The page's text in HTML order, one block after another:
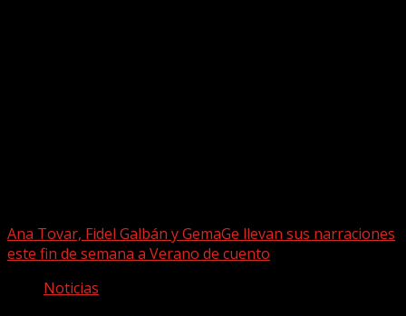
Ana Tovar, Fidel Galbán y GemaGe llevan sus narraciones
este fin de semana a Verano de cuento
Noticias